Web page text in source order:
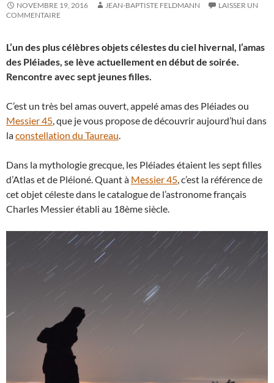
NOVEMBRE 19, 2016 JEAN-BAPTISTE FELDMANN
LAISSER UN
COMMENTAIRE
L’un des plus célèbres objets célestes du ciel hivernal, l’amas
des Pléiades, se lève actuellement en début de soirée.
Rencontre avec sept jeunes filles.
C’est un très bel amas ouvert, appelé amas des Pléiades ou
Messier 45, que je vous propose de découvrir aujourd’hui dans
laconstellation du Taureau.
Dans la mythologie grecque, les Pléiades étaient les sept filles
d’Atlas et de Pléioné. Quant à Messier 45, c’est la référence de
cet objet céleste dans le catalogue de l’astronome français
Charles Messier établi au 18ème siècle.